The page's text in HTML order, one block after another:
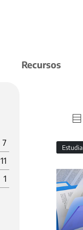
Recursos
7
11
1